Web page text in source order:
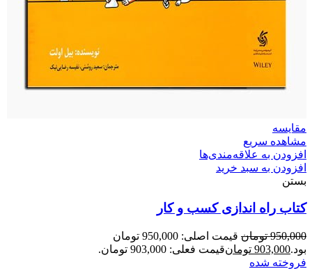
مقایسه
مشاهده سریع
افزودن به علاقه‌مندی‌ها
افزودن به سبد خرید
بستن
کتاب راه‌ اندازی کسب‌ و‌ کار
950,000 تومان
قیمت اصلی: 950,000 تومان
بود.903,000 تومانقیمت فعلی: 903,000 تومان.
فروخته شده